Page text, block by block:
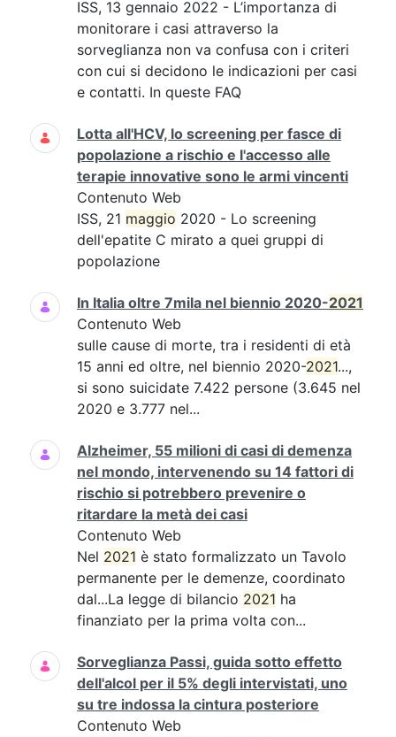
ISS, 13 gennaio 2022 - L’importanza di
monitorare i casi attraverso la
sorveglianza non va confusa con i criteri
con cui si decidono le indicazioni per casi
e contatti. In queste FAQ
Lotta all'HCV, lo screening per fasce di
popolazione a rischio e l'accesso alle
terapie innovative sono le armi vincenti
Contenuto Web
ISS, 21 maggio 2020 - Lo screening
dell'epatite C mirato a quei gruppi di
popolazione
In Italia oltre 7mila nel biennio 2020-2021
Contenuto Web
sulle cause di morte, tra i residenti di età
15 anni ed oltre, nel biennio 2020-2021...,
si sono suicidate 7.422 persone (3.645 nel
2020 e 3.777 nel...
Alzheimer, 55 milioni di casi di demenza
nel mondo, intervenendo su 14 fattori di
rischio si potrebbero prevenire o
ritardare la metà dei casi
Contenuto Web
Nel 2021 è stato formalizzato un Tavolo
permanente per le demenze, coordinato
dal...La legge di bilancio 2021 ha
finanziato per la prima volta con...
Sorveglianza Passi, guida sotto effetto
dell'alcol per il 5% degli intervistati, uno
su tre indossa la cintura posteriore
Contenuto Web